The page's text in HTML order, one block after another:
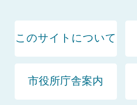
このサイトについて
市役所庁舎案内